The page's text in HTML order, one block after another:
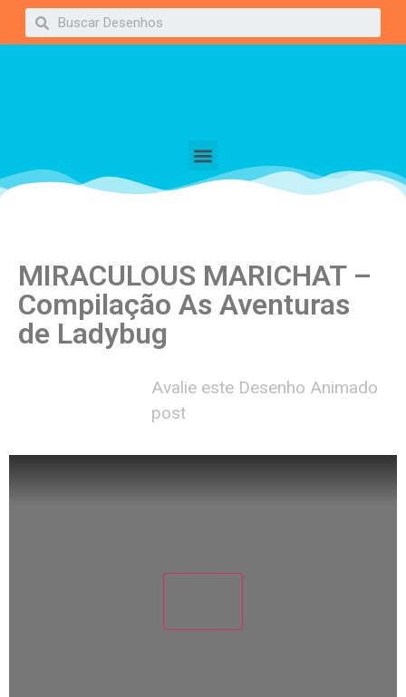
MIRACULOUS MARICHAT –
Compilação As Aventuras
de Ladybug
Avalie este Desenho Animado
post